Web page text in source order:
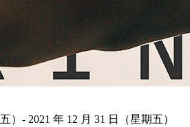
）- 2021 年 12 月 31 日（星期五）